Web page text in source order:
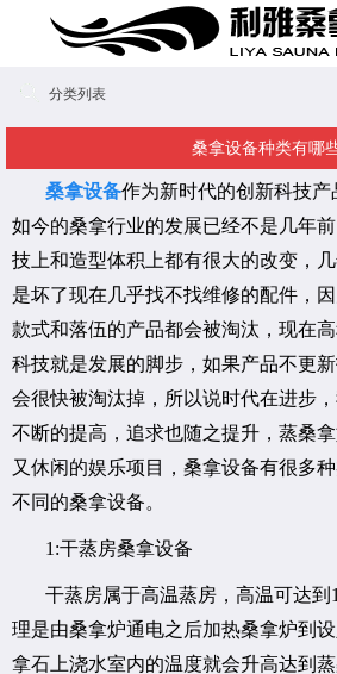
分类列表
桑拿设备种类有哪
桑拿设备作为新时代的创新科技产
如今的桑拿行业的发展已经不是几年
技上和造型体积上都有很大的改变，
是坏了现在几乎找不找维修的配件，
款式和落伍的产品都会被淘汰，现在
科技就是发展的脚步，如果产品不更
会很快被淘汰掉，所以说时代在进步
不断的提高，追求也随之提升，蒸桑
又休闲的娱乐项目，桑拿设备有很多
不同的桑拿设备。
1:干蒸房桑拿设备
干蒸房属于高温蒸房，高温可达到
理是由桑拿炉通电之后加热桑拿炉到
拿石上浇水室内的温度就会升高达到